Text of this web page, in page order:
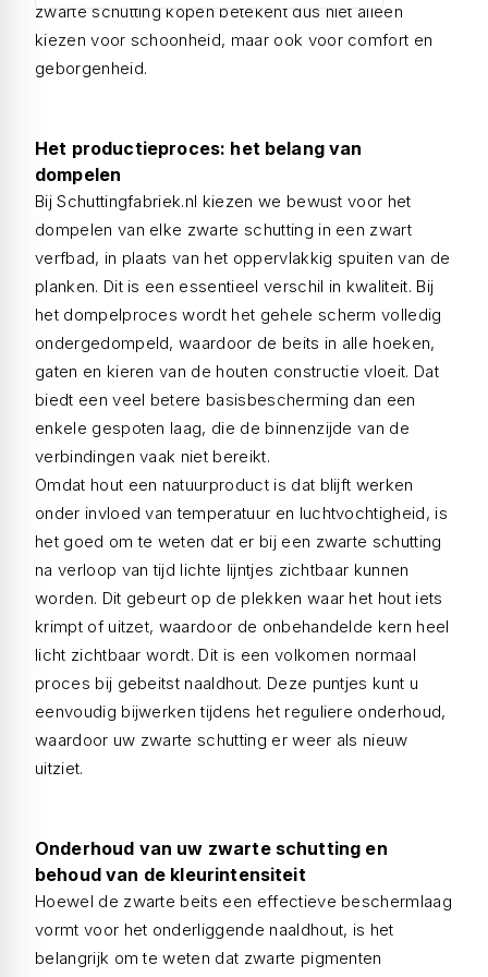
zwarte schutting kopen betekent dus niet alleen
kiezen voor schoonheid, maar ook voor comfort en
geborgenheid.
Het productieproces: het belang van
dompelen
Bij Schuttingfabriek.nl kiezen we bewust voor het
dompelen van elke zwarte schutting in een zwart
verfbad, in plaats van het oppervlakkig spuiten van de
planken. Dit is een essentieel verschil in kwaliteit. Bij
het dompelproces wordt het gehele scherm volledig
ondergedompeld, waardoor de beits in alle hoeken,
gaten en kieren van de houten constructie vloeit. Dat
biedt een veel betere basisbescherming dan een
enkele gespoten laag, die de binnenzijde van de
verbindingen vaak niet bereikt.
Omdat hout een natuurproduct is dat blijft werken
onder invloed van temperatuur en luchtvochtigheid, is
het goed om te weten dat er bij een zwarte schutting
na verloop van tijd lichte lijntjes zichtbaar kunnen
worden. Dit gebeurt op de plekken waar het hout iets
krimpt of uitzet, waardoor de onbehandelde kern heel
licht zichtbaar wordt. Dit is een volkomen normaal
proces bij gebeitst naaldhout. Deze puntjes kunt u
eenvoudig bijwerken tijdens het reguliere onderhoud,
waardoor uw zwarte schutting er weer als nieuw
uitziet.
Onderhoud van uw zwarte schutting en
behoud van de kleurintensiteit
Hoewel de zwarte beits een effectieve beschermlaag
vormt voor het onderliggende naaldhout, is het
belangrijk om te weten dat zwarte pigmenten